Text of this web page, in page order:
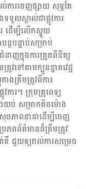
ការចេញផ្សាយ សុទ្ធតែ
ទួល​ស្គាល់​ជាផ្លូវការ​
ដើម្បីលើកស្ទួយ​
បន្ទាប់សម្រាប់
ាញ​ក្នុងការ​ត្រួតពិនិត្យ​
វ​ទៅតាម​ក្បួនខ្នាតវេជ្ជ
ត្រឹមត្រូវ​ពី​ការ​
ការ។ ក្រុមគ្រូពេទ្យ
ងយប់ សម្រាក​តិចម៉ោង
ខភាព​នានា​ដើម្បី​ចេញ​
ភព​ព័ត៌មាន​ដ៏​ត្រឹមត្រូវ
ជួយ​ឲ្យ​រាល់ការសម្រេច